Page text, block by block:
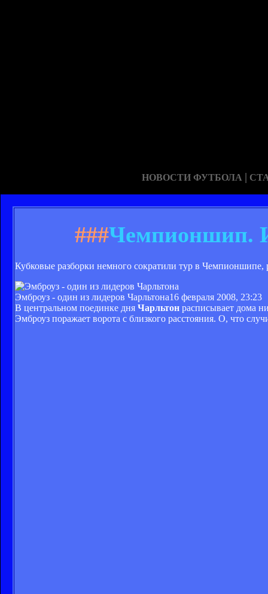
НОВОСТИ ФУТБОЛА |
###Чемпионшип.
Кубковые разборки немного сократили тур в Чемпионшипе,
Эмброуз - один из лидеров Чарльтона16 февраля 2008, 23:23
В центральном поединке дня Чарльтон расписывает дома
Эмброуз поражает ворота с близкого расстояния. О, что